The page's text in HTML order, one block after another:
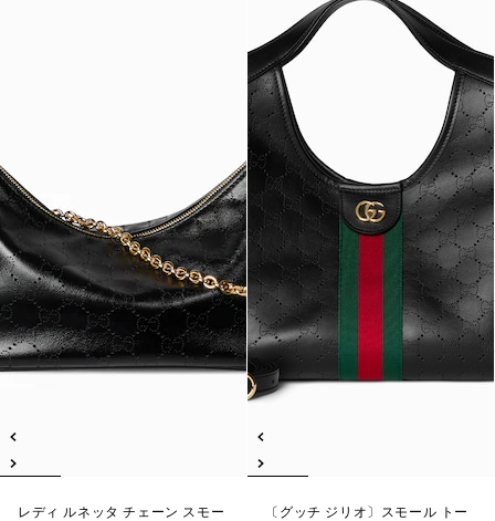
レディ ルネッタ チェーン スモー
〔グッチ ジリオ〕スモール トー